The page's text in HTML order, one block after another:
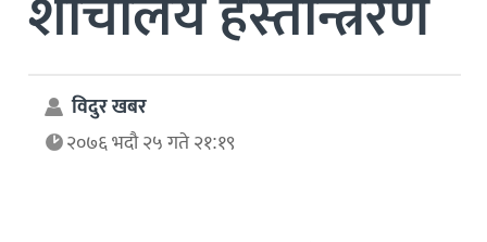
विदुर खबर
२०७६ भदौ २५ गते २१:१९